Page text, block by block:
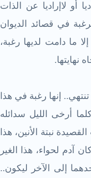
أو لاإراديا عن الذات
في قصائد الديوان
ما دامت لديها رغبة،
نهايتها.
إنها رغبة في هذا
أرخى الليل سدائله
نبتة الأنين، هذا
آدم لحواء، هذا الغير
إلى الآخر ليكون..